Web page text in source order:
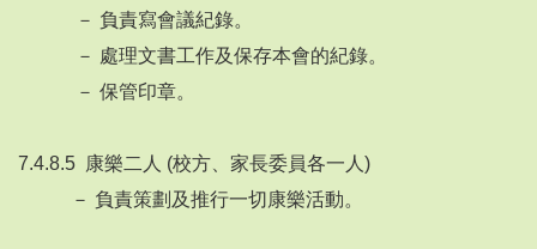
－ 負責寫會議紀錄。
－ 處理文書工作及保存本會的紀錄。
－ 保管印章。
7.4.8.5 康樂二人 (校方、家長委員各一人)
－ 負責策劃及推行一切康樂活動。